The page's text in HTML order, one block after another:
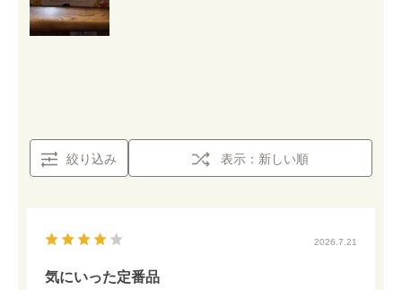
絞り込み 表示：新しい順
2026.7.21
気にいった定番品